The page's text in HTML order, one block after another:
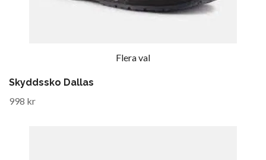
Flera val
Skyddssko Dallas
998 kr